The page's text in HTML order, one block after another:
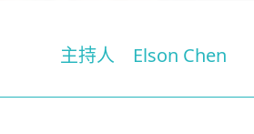
主持人 Elson Chen